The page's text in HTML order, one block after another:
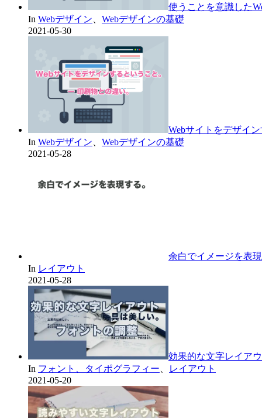
使うことを意識した
In Webデザイン
Webデザインの基礎
2021-05-30
Webサイトをデザイ
In Webデザイン
Webデザインの基礎
2021-05-28
余白でイメージを表現
In レイアウト
2021-05-28
効果的な文字レイア
In フォント、タイポグラフィー
レイアウト
2021-05-20